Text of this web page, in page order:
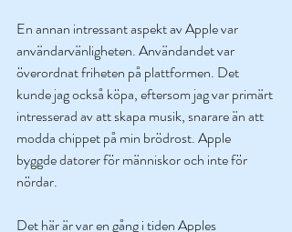
En annan intressant aspekt av Apple var
användarvänligheten. Användandet var
överordnat friheten på plattformen. Det
kunde jag också köpa, eftersom jag var primärt
intresserad av att skapa musik, snarare än att
modda chippet på min brödrost. Apple
byggde datorer för människor och inte för
nördar.
Det här är var en gång i tiden Apples